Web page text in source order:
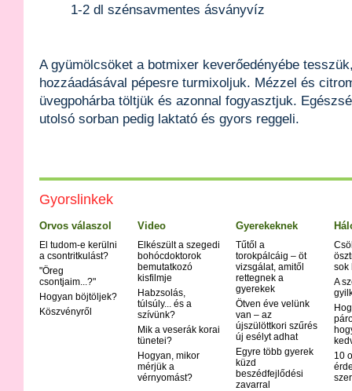
1-2 dl szénsavmentes ásványvíz
A gyümölcsöket a botmixer keverőedényébe
hozzáadásával pépesre turmixoljuk. Mézzel és
üvegpohárba töltjük és azonnal fogyasztjuk.
utolsó sorban pedig laktató és gyors reggeli.
Gyorslinkek
Orvos válaszol
El tudom-e kerülni
a csontritkulást?
"Öreg
csontjaim...?"
Hogyan böjtöljek?
Köszvényről
Video
Elkészült a szegedi
bohócdoktorok
bemutatkozó
kisfilmje
Habzsolás,
túlsúly... és a
szívünk?
Mik a veserák korai
tünetei?
Hogyan, mikor
mérjük a
vérnyomást?
Gyerekeknek
Tűtől a
torokpálcáig – öt
vizsgálat, amitől
rettegnek a
gyerekek
Ötven éve velünk
van – az
újszülöttkori szűrés
új esélyt adhat
Egyre több gyerek
küzd
beszédfejlődési
zavarral
sok
A
10